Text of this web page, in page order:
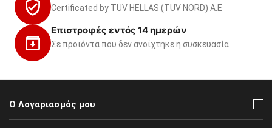
Certificated by TUV HELLAS (TUV NORD) Α.Ε
Επιστροφές εντός 14 ημερών
Σε προϊόντα που δεν ανοίχτηκε η συσκευασία
Ο Λογαριασμός μου